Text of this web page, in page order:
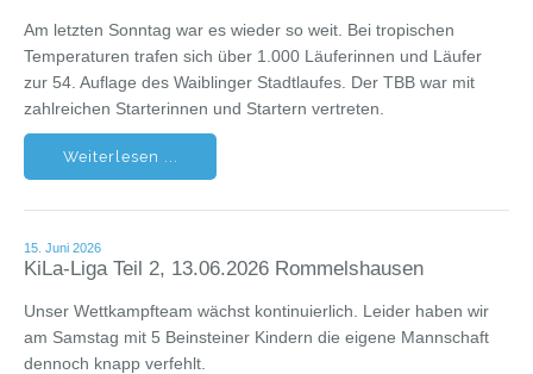
Am letzten Sonntag war es wieder so weit. Bei tropischen
Temperaturen trafen sich über 1.000 Läuferinnen und Läufer
zur 54. Auflage des Waiblinger Stadtlaufes. Der TBB war mit
zahlreichen Starterinnen und Startern vertreten.
Weiterlesen ...
15. Juni 2026
KiLa-Liga Teil 2, 13.06.2026 Rommelshausen
Unser Wettkampfteam wächst kontinuierlich. Leider haben wir
am Samstag mit 5 Beinsteiner Kindern die eigene Mannschaft
dennoch knapp verfehlt.